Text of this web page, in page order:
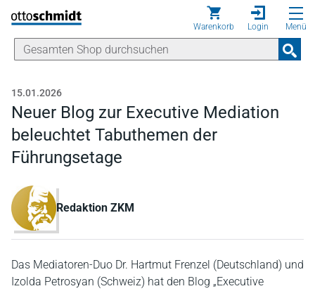
Direkt zum Inhalt
Warenkorb Login Menü
15.01.2026
Neuer Blog zur Executive Mediation
beleuchtet Tabuthemen der
Führungsetage
Redaktion ZKM
Das Mediatoren‑Duo Dr. Hartmut Frenzel (Deutschland) und
Izolda Petrosyan (Schweiz) hat den Blog „Executive